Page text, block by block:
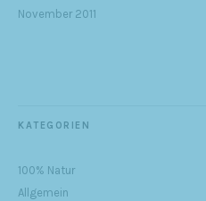
November 2011
KATEGORIEN
100% Natur
Allgemein